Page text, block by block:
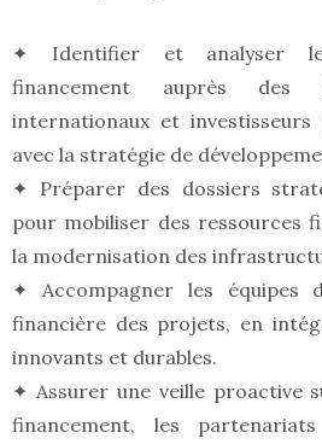
✦ Identifier et analyser
financement auprès des
internationaux et
avec la stratégie de
✦ Préparer des dossiers
pour mobiliser des ressources
la modernisation des
✦ Accompagner les équipes
financière des projets, en
innovants et durables.
✦ Assurer une veille proactive
financement, les